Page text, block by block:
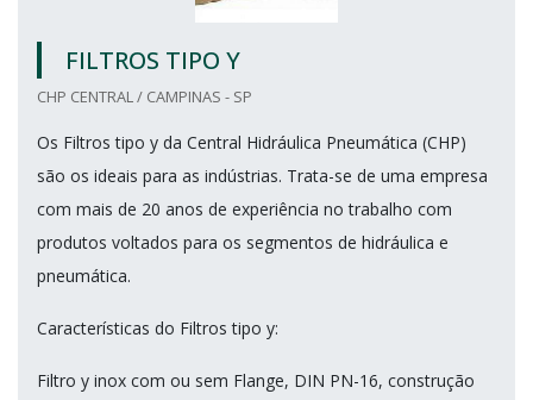
FILTROS TIPO Y
CHP CENTRAL / CAMPINAS - SP
Os Filtros tipo y da Central Hidráulica Pneumática (CHP)
são os ideais para as indústrias. Trata-se de uma empresa
com mais de 20 anos de experiência no trabalho com
produtos voltados para os segmentos de hidráulica e
pneumática.
Características do Filtros tipo y:
Filtro y inox com ou sem Flange, DIN PN-16, construção